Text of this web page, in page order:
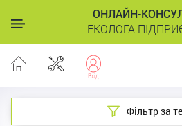
ОНЛАЙН-
ЕКОЛОГА
Фільтр за